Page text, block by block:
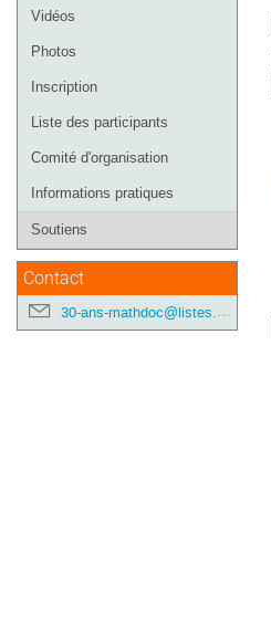
Vidéos
Photos
Inscription
Liste des participants
Comité d'organisation
Informations pratiques
Soutiens
Contact
30-ans-mathdoc@listes.mathdoc.fr